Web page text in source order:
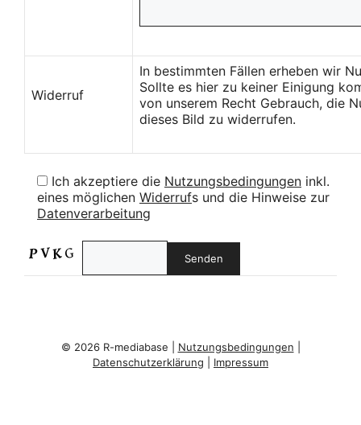
Widerruf
In bestimmten Fällen erheben wir
Sollte es hier zu keiner Einigung
von unserem Recht Gebrauch, die
dieses Bild zu widerrufen.
Ich akzeptiere die Nutzungsbedingungen inkl.
eines möglichen Widerrufs und die Hinweise zur
Datenverarbeitung
© 2026 R-mediabase | Nutzungsbedingungen
Datenschutzerklärung
Impressum